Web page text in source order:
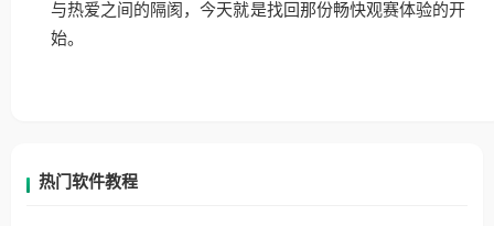
与热爱之间的隔阂，今天就是找回那份畅快观赛体验的开
始。
热门软件教程